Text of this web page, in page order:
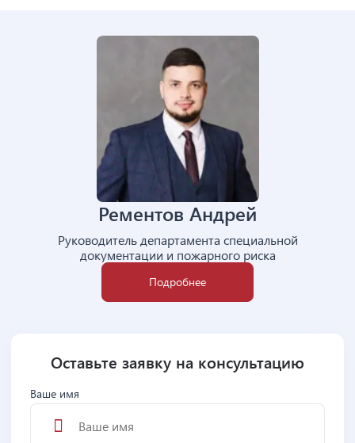
Рементов Андрей
Руководитель департамента специальной
документации и пожарного риска
Подробнее
Оставьте заявку на консультацию
Ваше имя